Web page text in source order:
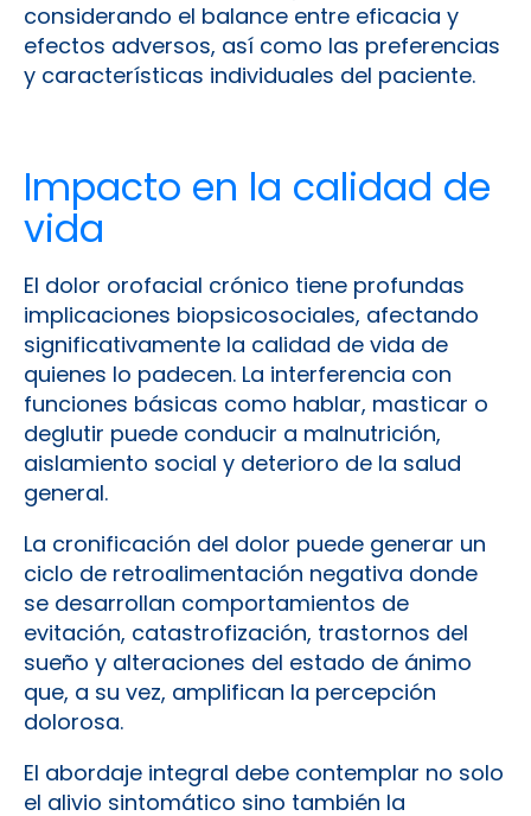
considerando el balance entre eficacia y
efectos adversos, así como las preferencias
y características individuales del paciente.
Impacto en la calidad de
vida
El dolor orofacial crónico tiene profundas
implicaciones biopsicosociales, afectando
significativamente la calidad de vida de
quienes lo padecen. La interferencia con
funciones básicas como hablar, masticar o
deglutir puede conducir a malnutrición,
aislamiento social y deterioro de la salud
general.
La cronificación del dolor puede generar un
ciclo de retroalimentación negativa donde
se desarrollan comportamientos de
evitación, catastrofización, trastornos del
sueño y alteraciones del estado de ánimo
que, a su vez, amplifican la percepción
dolorosa.
El abordaje integral debe contemplar no solo
el alivio sintomático sino también la